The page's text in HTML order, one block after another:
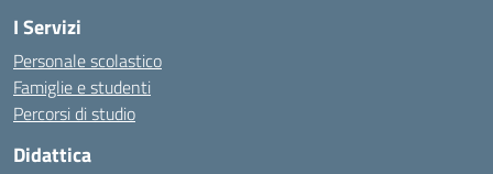
I Servizi
Personale scolastico
Famiglie e studenti
Percorsi di studio
Didattica